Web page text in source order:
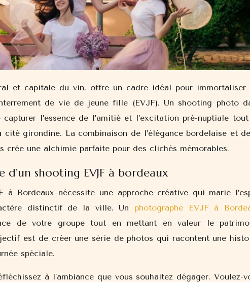
et capitale du vin, offre un cadre idéal pour immortaliser
de vie de jeune fille (EVJF). Un shooting photo
l’essence de l’amitié et l’excitation pré-nuptiale tout
girondine. La combinaison de l’élégance bordelaise et
crée une alchimie parfaite pour des clichés mémorables.
shooting EVJF à bordeaux
à Bordeaux nécessite une approche créative qui marie
distinctif de la ville. Un photographe EVJF à
de votre groupe tout en mettant en valeur le
est de créer une série de photos qui racontent une
spéciale.
à l’ambiance que vous souhaitez dégager. Voulez-